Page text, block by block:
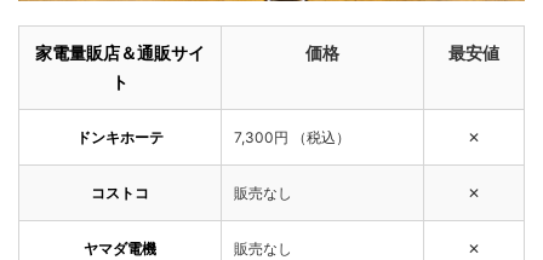
家電量販店＆通販サイ
ト
価格 最安値
ドンキホーテ 7,300円 （税込） ✕
コストコ 販売なし ✕
ヤマダ電機 販売なし ✕